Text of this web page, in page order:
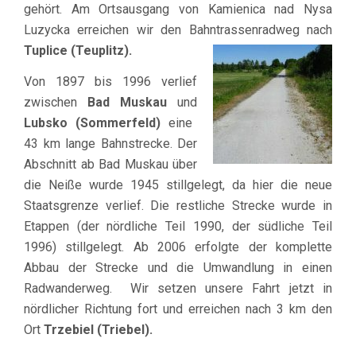
gehört. Am Ortsausgang von Kamienica nad Nysa
Luzycka erreichen wir den Bahntrassenradweg nach
Tuplice (Teuplitz).
Von 1897 bis 1996 verlief
zwischen Bad Muskau und
Lubsko (Sommerfeld) eine
43 km lange Bahnstrecke. Der
Abschnitt ab Bad Muskau über
die Neiße wurde 1945 stillgelegt, da hier die neue
Staatsgrenze verlief. Die restliche Strecke wurde in
Etappen (der nördliche Teil 1990, der südliche Teil
1996) stillgelegt. Ab 2006 erfolgte der komplette
Abbau der Strecke und die Umwandlung in einen
Radwanderweg. Wir setzen unsere Fahrt jetzt in
nördlicher Richtung fort und erreichen nach 3 km den
Ort Trzebiel (Triebel).